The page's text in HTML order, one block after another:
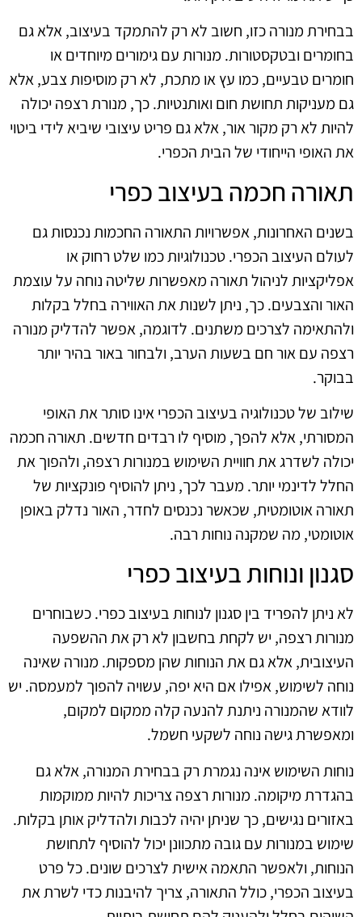
בבחירת מנורה כזו, חשוב לא רק להתמקד בעיצוב, אלא גם
בחומרים ובטקסטורות. מנורות עם גימורים מיוחדים או
חומרים טבעיים, כמו עץ או מתכת, לא רק מוסיפות צבע, אלא
גם מעניקות תחושת חום ואותנטיות. כך, מנורת רצפה יכולה
להיות לא רק מקור אור, אלא גם פריט עיצובי שיביא לידי ביטוי
את האופי הייחודי של הבית הכפרי.
תאורה חכמה בעיצוב כפרי
בשנים האחרונות, אפשרויות התאורה החכמות נכנסות גם
לעולם העיצוב הכפרי. טכנולוגיות כמו שלט רחוק או
אפליקציות לניהול תאורה מאפשרות שליטה נוחה על עוצמת
האור והצבעים. כך, ניתן לשנות את האווירה בחלל בקלות
ולהתאימה לצרכים משתנים. לדוגמה, אפשר להדליק מנורה
רצפה עם אור חם בשעות הערב, ולבחור באור בהיר יותר
בבוקר.
שילוב של טכנולוגיה בעיצוב הכפרי אינו סותר את האופי
המסורתי, אלא להפך, מוסיף לו רבדים חדשים. תאורה חכמה
יכולה לשדרג את חוויית השימוש במנורות רצפה, ולהפוך את
החלל לדינמי יותר. מעבר לכך, ניתן להוסיף פונקציות של
תאורה אוטומטית, שכאשר נכנסים לחדר, האור נדלק באופן
אוטומטי, מה שמקנה נוחות רבה.
סגנון ונוחות בעיצוב כפרי
לא ניתן להפריד בין סגנון לנוחות בעיצוב כפרי. כשבוחרים
מנורות רצפה, יש לקחת בחשבון לא רק את ההשפעה
העיצובית, אלא גם את הנוחות שהן מספקות. מנורה שאינה
נוחה לשימוש, אפילו אם היא יפה, עשויה להפוך למעמסה. יש
לוודא שהמנורה ניתנת להנעה קלה ממקום למקום,
ומאפשרת גישה נוחה לשקעי חשמל.
נוחות השימוש אינה נגמרת רק בבחירת המנורה, אלא גם
בהגדרת מיקומה. מנורות רצפה צריכות להיות ממוקמות
באזורים נגישים, כך שניתן יהיה לכבות ולהדליק אותן בקלות.
שימוש במנורות עם גובה מתכוונן יכול להוסיף לתחושת
הנוחות, ולאפשר התאמה אישית לצרכים שונים. כל פרט
בעיצוב הכפרי, כולל התאורה, צריך להיבנות כדי לשרת את